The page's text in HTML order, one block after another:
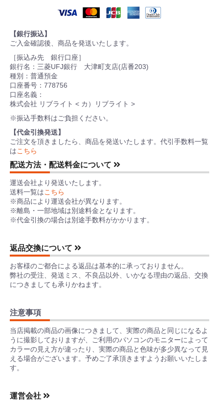
【銀行振込】
ご入金確認後、商品を発送いたします。
［振込み先 銀行口座］
銀行名：三菱UFJ銀行 大津町支店(店番203)
種別：普通預金
口座番号：778756
口座名義：
株式会社 リブライト < カ）リブライト >
※振込手数料はご負担ください。
【代金引換発送】
ご注文を頂きましたら、商品を発送いたします。代引手数料一覧
はこちら
配送方法・配送料金について
運送会社より発送いたします。
送料一覧はこちら
※商品により運送会社が異なります。
※離島・一部地域は別途料金となります。
※代金引換の場合は別途手数料がかかります。
返品交換について
お客様のご都合による返品は基本的に承っておりません。
弊社の受注、発送ミス、不良品以外、いかなる理由の返品、交換
につきましても承りかねます。
注意事項
当店掲載の商品の画像につきまして、実際の商品と同じになるよ
うに撮影しておりますが、ご利用のパソコンのモニターによって
カラーの見え方が違ったり、実際の商品と色味が多少異なって見
える場合がございます。予めご了承頂きますようお願いいたしま
す。
運営会社